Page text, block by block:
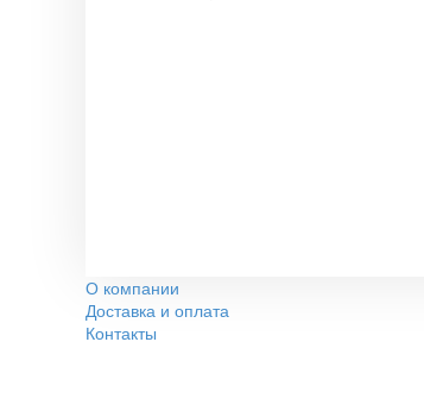
О компании
Доставка и оплата
Контакты